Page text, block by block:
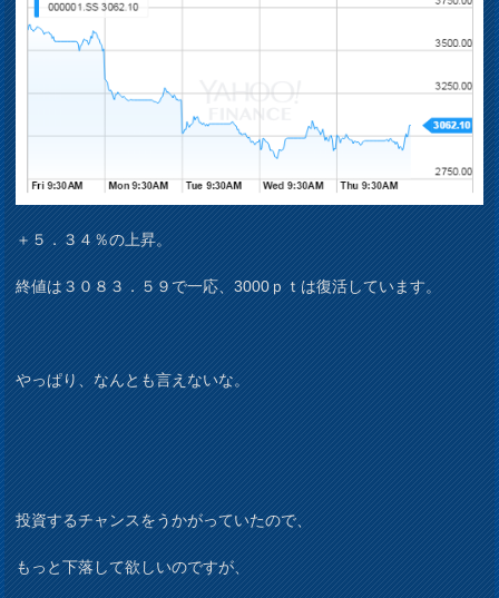
＋５．３４％の上昇。
終値は３０８３．５９で一応、3000ｐｔは復活しています。
やっぱり、なんとも言えないな。
投資するチャンスをうかがっていたので、
もっと下落して欲しいのですが、